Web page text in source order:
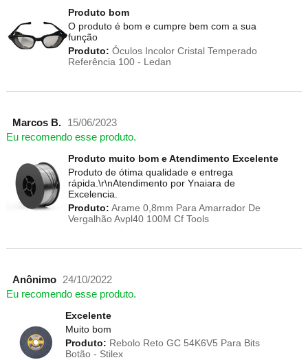
Produto bom
O produto é bom e cumpre bem com a sua
função
Produto: Óculos Incolor Cristal Temperado
Referência 100 - Ledan
Marcos B.
15/06/2023
Eu recomendo esse produto.
Produto muito bom e Atendimento Excelente
Produto de ótima qualidade e entrega
rápida.\r\nAtendimento por Ynaiara de
Excelencia.
Produto: Arame 0,8mm Para Amarrador De
Vergalhão Avpl40 100M Cf Tools
Anônimo
24/10/2022
Eu recomendo esse produto.
Excelente
Muito bom
Produto: Rebolo Reto GC 54K6V5 Para Bits
Botão - Stilex